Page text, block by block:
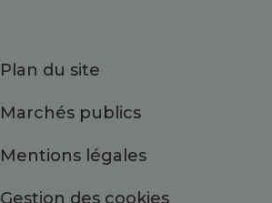
Plan du site
Marchés publics
Mentions légales
Gestion des cookies